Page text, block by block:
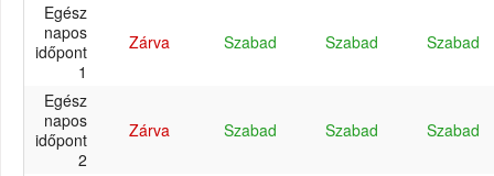
Egész
napos
időpont
1
Zárva Szabad Szabad Szabad
Egész
napos
időpont
2
Zárva Szabad Szabad Szabad